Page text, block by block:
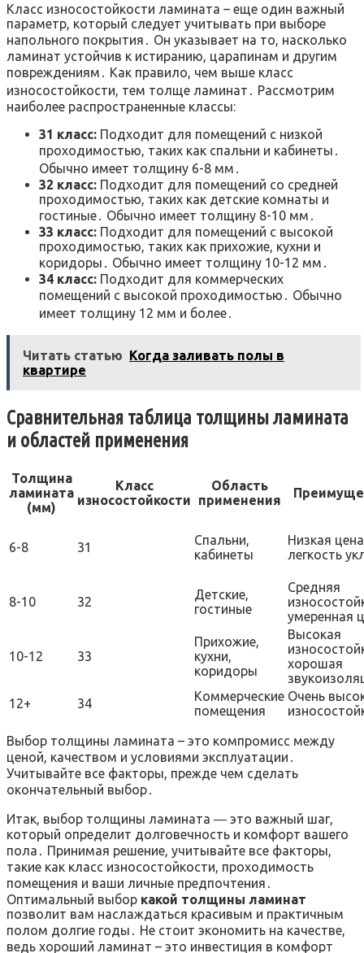
Класс износостойкости ламината – еще один важный
параметр, который следует учитывать при выборе
напольного покрытия․ Он указывает на то, насколько
ламинат устойчив к истиранию, царапинам и другим
повреждениям․ Как правило, чем выше класс
износостойкости, тем толще ламинат․ Рассмотрим
наиболее распространенные классы:
31 класс: Подходит для помещений с низкой
проходимостью, таких как спальни и кабинеты․
Обычно имеет толщину 6-8 мм․
32 класс: Подходит для помещений со средней
проходимостью, таких как детские комнаты и
гостиные․ Обычно имеет толщину 8-10 мм․
33 класс: Подходит для помещений с высокой
проходимостью, таких как прихожие, кухни и
коридоры․ Обычно имеет толщину 10-12 мм․
34 класс: Подходит для коммерческих
помещений с высокой проходимостью․ Обычно
имеет толщину 12 мм и более․
Читать статью Когда заливать полы в
квартире
Сравнительная таблица толщины ламината
и областей применения
Толщина
ламината
(мм)
Класс
износостойкости
Область
применения
6-8 31
Спальни,
кабинеты
Низкая
легкость
8-10 32
Детские,
гостиные
Средняя
умеренная
10-12 33
Прихожие,
кухни,
коридоры
Высокая
хорошая
12+
34
Коммерческие
помещения
Очень
Выбор толщины ламината – это компромисс между
ценой, качеством и условиями эксплуатации․
Учитывайте все факторы, прежде чем сделать
окончательный выбор․
Итак, выбор толщины ламината ― это важный шаг,
который определит долговечность и комфорт вашего
пола․ Принимая решение, учитывайте все факторы,
такие как класс износостойкости, проходимость
помещения и ваши личные предпочтения․
Оптимальный выбор какой толщины ламинат
позволит вам наслаждаться красивым и практичным
полом долгие годы․ Не стоит экономить на качестве,
ведь хороший ламинат – это инвестиция в комфорт